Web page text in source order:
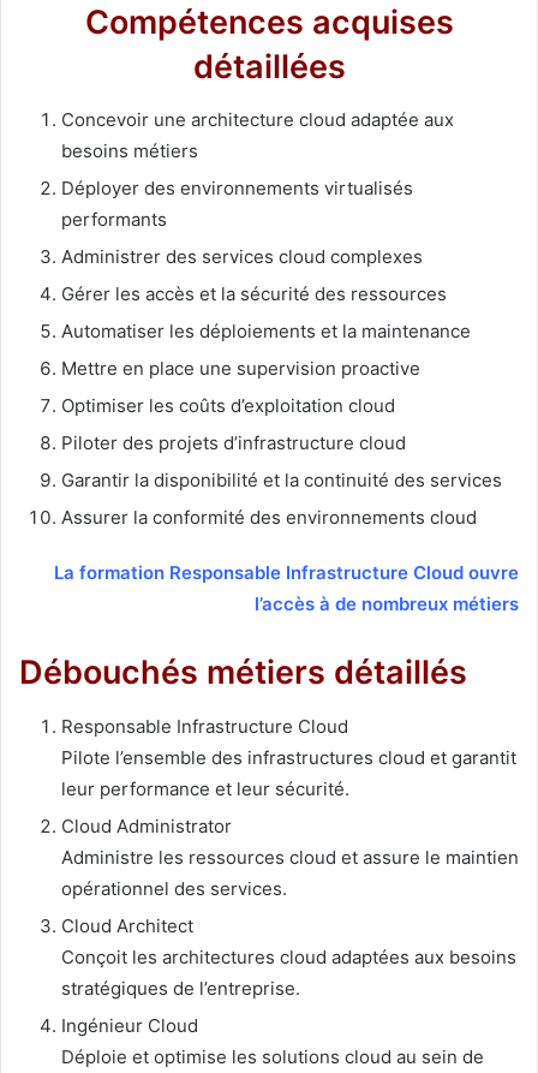
Compétences acquises
détaillées
Concevoir une architecture cloud adaptée aux
besoins métiers
Déployer des environnements virtualisés
performants
Administrer des services cloud complexes
Gérer les accès et la sécurité des ressources
Automatiser les déploiements et la maintenance
Mettre en place une supervision proactive
Optimiser les coûts d’exploitation cloud
Piloter des projets d’infrastructure cloud
Garantir la disponibilité et la continuité des services
Assurer la conformité des environnements cloud
La formation Responsable Infrastructure Cloud ouvre
l’accès à de nombreux métiers
Débouchés métiers détaillés
Responsable Infrastructure Cloud
Pilote l’ensemble des infrastructures cloud et garantit
leur performance et leur sécurité.
Cloud Administrator
Administre les ressources cloud et assure le maintien
opérationnel des services.
Cloud Architect
Conçoit les architectures cloud adaptées aux besoins
stratégiques de l’entreprise.
Ingénieur Cloud
Déploie et optimise les solutions cloud au sein de